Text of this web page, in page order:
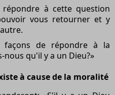
à cette question
vous retourner et y
façons de répondre à la
qu'il y a un Dieu?»
à cause de la moralité